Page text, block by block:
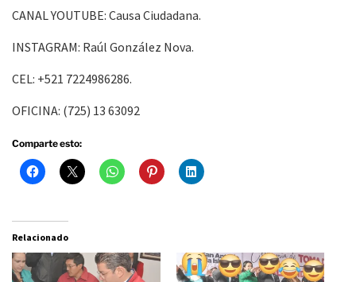
CANAL YOUTUBE: Causa Ciudadana.
INSTAGRAM: Raúl González Nova.
CEL: +521 7224986286.
OFICINA: (725) 13 63092
Comparte esto:
Relacionado